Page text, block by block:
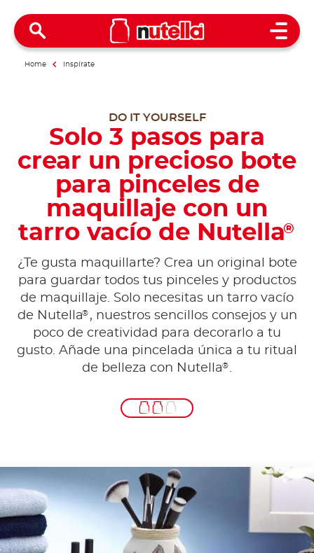
Open
Home Inspírate
DO IT YOURSELF
Solo 3 pasos para
crear un precioso bote
para pinceles de
maquillaje con un
tarro vacío de Nutella®
¿Te gusta maquillarte? Crea un original bote
para guardar todos tus pinceles y productos
de maquillaje. Solo necesitas un tarro vacío
de Nutella® , nuestros sencillos consejos y un
poco de creatividad para decorarlo a tu
gusto. Añade una pincelada única a tu ritual
de belleza con Nutella®.